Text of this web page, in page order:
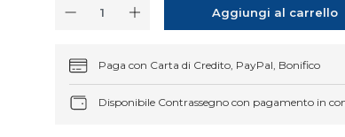
Aggiungi al carrello
Paga con Carta di Credito, PayPal, Bonifico
Disponibile Contrassegno con pagamento in